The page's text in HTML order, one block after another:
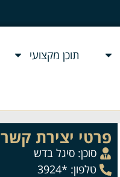
תוכן מקצועי
פרטי יצירת קשר
סוכן: סיגל בדש
טלפון: *3924